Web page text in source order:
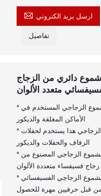
 ارسل بريد الكتروني
تفاصيل
دائري من الزجاج
متعدد الألوان
* حامل الشموع الزجاجي المستخدم في
الأماكن المغلقة والديكور
* الشمعدان الزجاجي هذا يستخدم لحفلات
الزفاف والحفلات والديكور
* حامل الشموع الزجاجي المصنوع من
فسيفساء متعددة الألوان
* وعاء الشموع الزجاجي الفسيفسائي
قبل حرفيين مهرة للحصول